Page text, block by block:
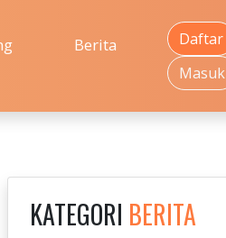
Berita
Daftar
Masuk
KATEGORI BERITA